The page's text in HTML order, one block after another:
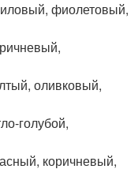
фиолетовый,
оливковый,
голубой,
коричневый,